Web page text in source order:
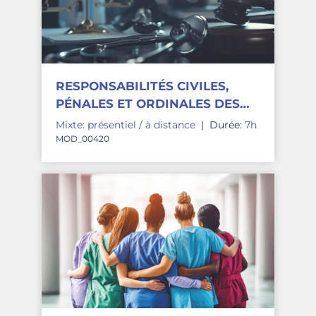
RESPONSABILITÉS CIVILES,
PÉNALES ET ORDINALES DES
IDE ET AS
Mixte: présentiel / à distance | Durée: 7h
MOD_00420